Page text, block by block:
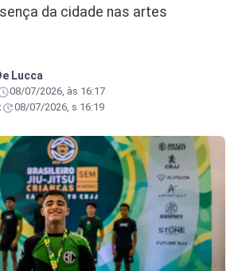
da cidade nas artes
Lucca
08/07/2026, às 16:17
08/07/2026, s 16:19